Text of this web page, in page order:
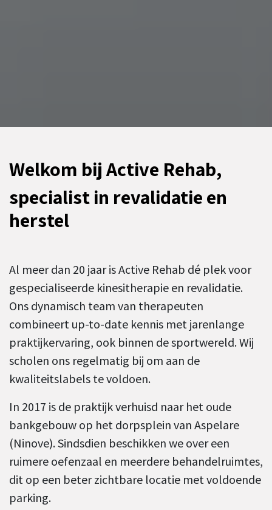
Welkom bij Active Rehab,
specialist in revalidatie en
herstel
Al meer dan 20 jaar is Active Rehab dé plek voor
gespecialiseerde kinesitherapie en revalidatie.
Ons dynamisch team van therapeuten
combineert up-to-date kennis met jarenlange
praktijkervaring, ook binnen de sportwereld. Wij
scholen ons regelmatig bij om aan de
kwaliteitslabels te voldoen.
In 2017 is de praktijk verhuisd naar het oude
bankgebouw op het dorpsplein van Aspelare
(Ninove). Sindsdien beschikken we over een
ruimere oefenzaal en meerdere behandelruimtes,
dit op een beter zichtbare locatie met voldoende
parking.